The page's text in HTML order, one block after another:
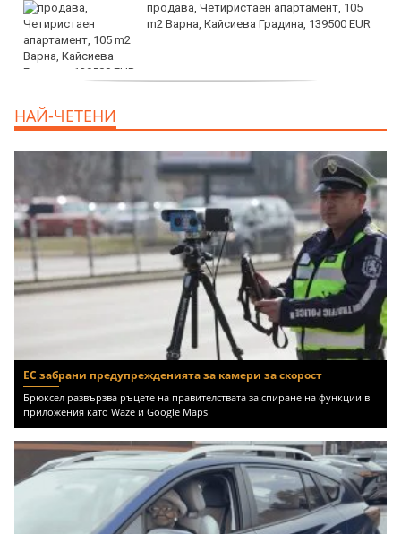
продава, Четиристаен апартамент, 105
m2 Варна, Кайсиева Градина, 139500 EUR
НАЙ-ЧЕТЕНИ
ЕС забрани предупрежденията за камери за скорост
Брюксел развързва ръцете на правителствата за спиране на функции в
приложения като Waze и Google Maps